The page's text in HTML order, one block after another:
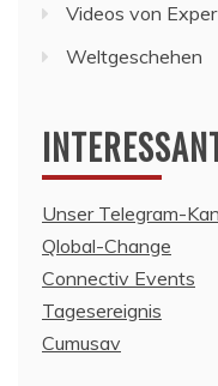
Videos von
Weltgeschehen
Unser Telegram-
Qlobal-Change
Connectiv Events
Tagesereignis
Cumusav